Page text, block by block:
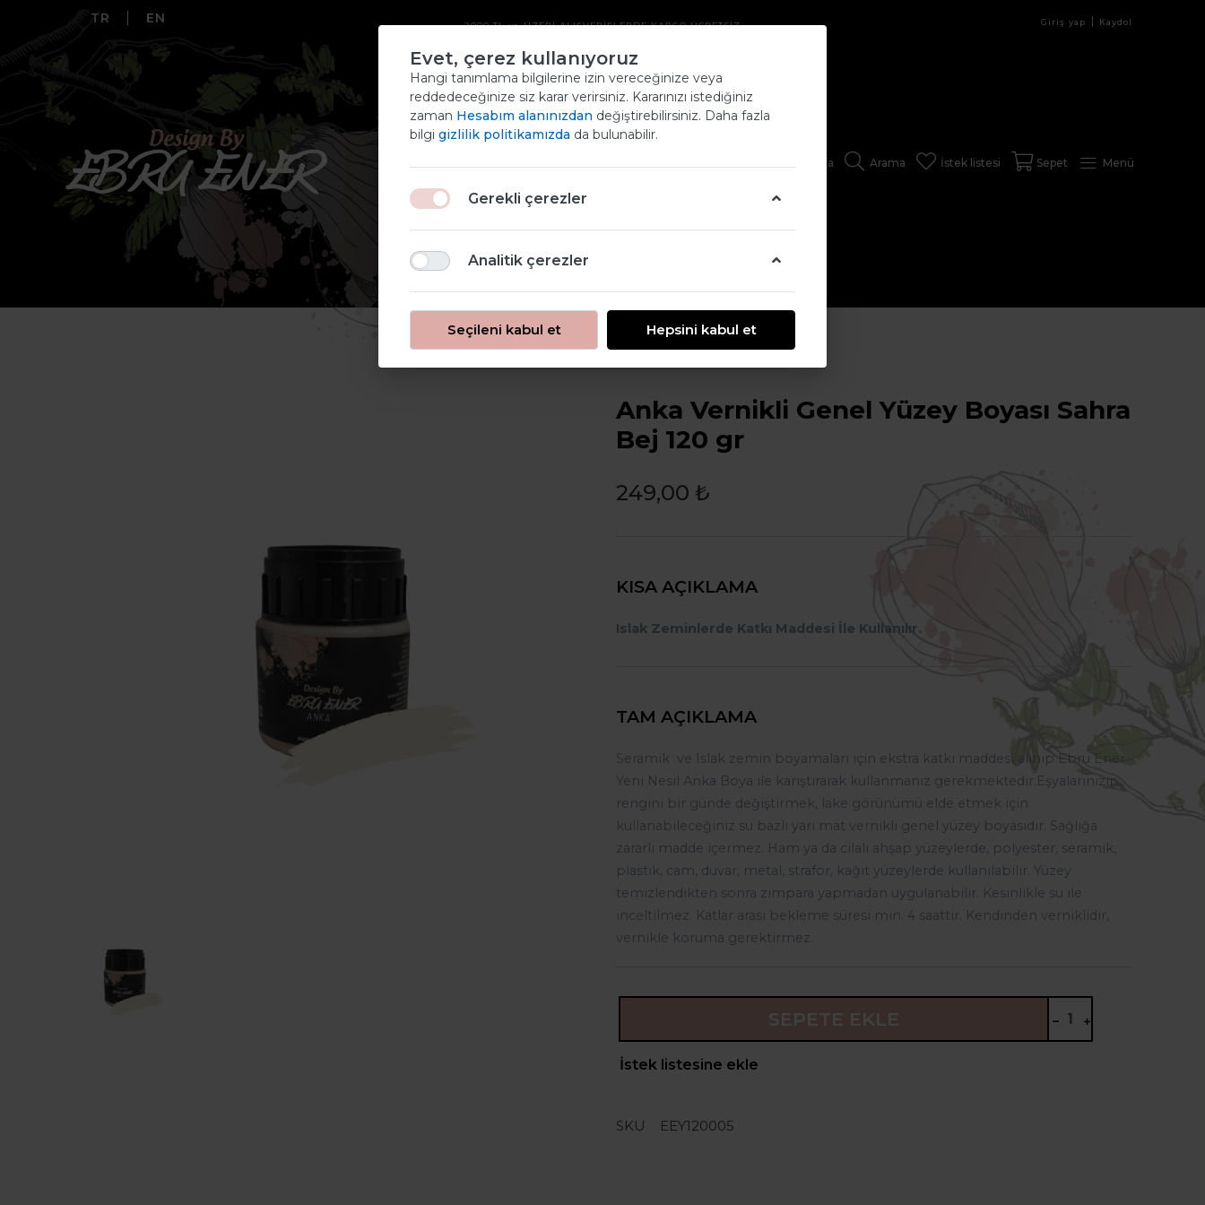
TR EN 2000 TL ve ÜZERİ ALIŞVERİŞLERDE KARGO ÜCRETSİZ Giriş yap Kaydol
ANKA VERNIKLI
GENEL YÜZEY BOYASI
SAHRA BEJ 120 GR
ANASAYFA
ANKA VERNİKLİ BOYALAR
EBRU ENER VERNIKLI ( ANKA ) BOYA 120GR
ANKA VERNIKLI GENEL YÜZEY BOYASI SAHRA BEJ
Menü
Anasayfa Arama İstek listesi Sepet
Anka Vernikli Genel Yüzey Boyası Sahra
Bej 120 gr
249,00 ₺
KISA AÇIKLAMA
Islak Zeminlerde Katkı Maddesi İle Kullanılır.
TAM AÇIKLAMA
Seramik ve Islak zemin boyamaları için ekstra katkı maddesi alınıp Ebru Ener
Yeni Nesil Anka Boya ile karıştırarak kullanmanız gerekmektedir. Eşyalarınızın
rengini bir günde değiştirmek, lake görünümü elde etmek için
kullanabileceğiniz su bazlı yarı mat vernikli genel yüzey boyasıdır. Sağlığa
zararlı madde içermez. Ham ya da cilalı ahşap yüzeylerde, polyester, seramik,
plastik, cam, duvar, metal, strafor, kağıt yüzeylerde kullanılabilir. Yüzey
temizlendikten sonra zımpara yapmadan uygulanabilir. Kesinlikle su ile
inceltilmez. Katlar arası bekleme süresi min. 4 saattir. Kendinden verniklidir,
vernikle koruma gerektirmez.
İstek listesine ekle
SKU EEY120005
Evet, çerez kullanıyoruz
Hangi tanımlama bilgilerine izin vereceğinize veya
reddedeceğinize siz karar verirsiniz. Kararınızı istediğiniz
zaman Hesabım alanınızdan değiştirebilirsiniz. Daha fazla
bilgi gizlilik politikamızda da bulunabilir.
Gerekli çerezler
Analitik çerezler
Seçileni kabul et Hepsini kabul et